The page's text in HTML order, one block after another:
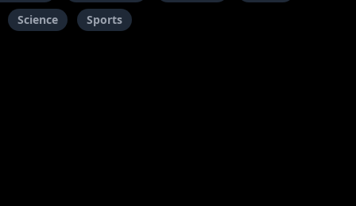
Science Sports